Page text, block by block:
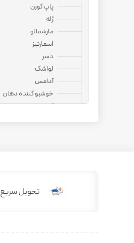
پاپ کورن
ژله
مارشمالو
اسمارتیز
دسر
لواشک
آدامس
خوشبو کننده دهان
آجیل
دانه قهوهتحویل سریع